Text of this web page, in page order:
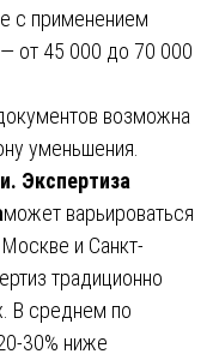
с применением
от 45 000 до 70 000
возможна
уменьшения.
Экспертиза
может варьироваться
и Санкт-
традиционно
В среднем по
30% ниже